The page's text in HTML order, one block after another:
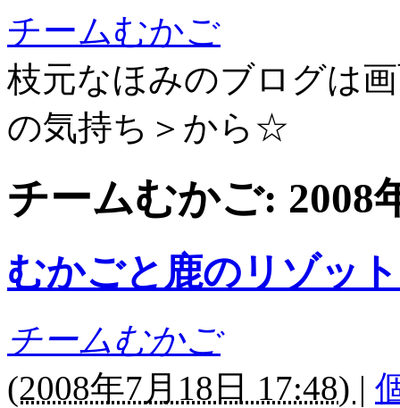
チームむかご
枝元なほみのブログは
の気持ち＞から☆
チームむかご: 2008
むかごと鹿のリゾッ
チームむかご
(2008年7月18日 17:48) |